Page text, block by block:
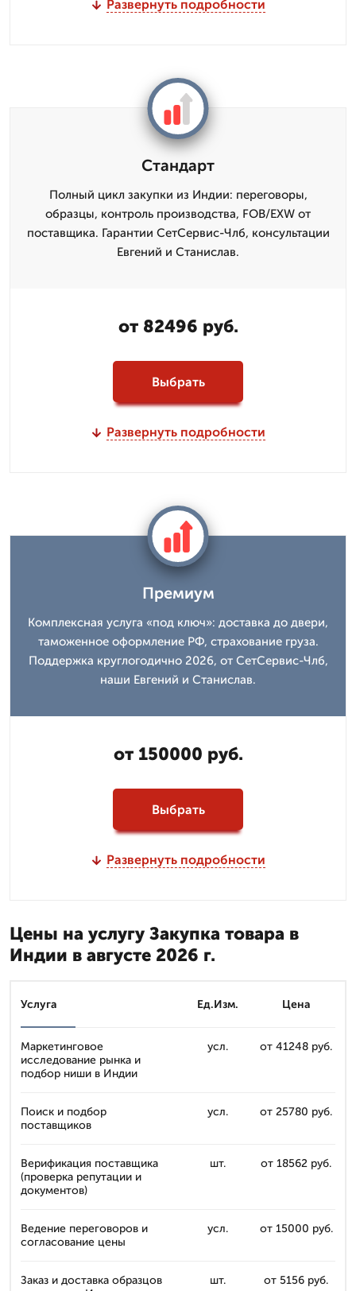
Развернуть подробности
Стандарт
Полный цикл закупки из Индии: переговоры,
образцы, контроль производства, FOB/EXW от
поставщика. Гарантии СетСервис-Члб, консультации
Евгений и Станислав.
от 82496 руб.
Выбрать
Развернуть подробности
Премиум
Комплексная услуга «под ключ»: доставка до двери,
таможенное оформление РФ, страхование груза.
Поддержка круглогодично 2026, от СетСервис-Члб,
наши Евгений и Станислав.
от 150000 руб.
Выбрать
Развернуть подробности
Цены на услугу Закупка товара в
Индии в августе 2026 г.
Услуга Ед.Изм. Цена
Маркетинговое
исследование рынка и
подбор ниши в Индии
усл. от 41248 руб.
Поиск и подбор
поставщиков
усл. от 25780 руб.
Верификация поставщика
(проверка репутации и
документов)
шт. от 18562 руб.
Ведение переговоров и
согласование цены
усл. от 15000 руб.
Заказ и доставка образцов
шт. от 5156 руб.